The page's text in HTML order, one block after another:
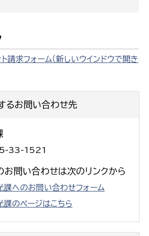
請求フォーム（新しいウインドウで開き
るお問い合わせ先
33-1521
お問い合わせは次のリンクから
課へのお問い合わせフォーム
課のページはこちら